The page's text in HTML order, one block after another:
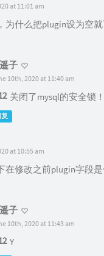
at 11:01 am
为什么把plugin设为空
子
10th, 2020 at 11:40 am
关闭了mysql的安全锁！
复
at 10:55 am
在修改之前plugin字段是
子
10th, 2020 at 11:43 am
Y